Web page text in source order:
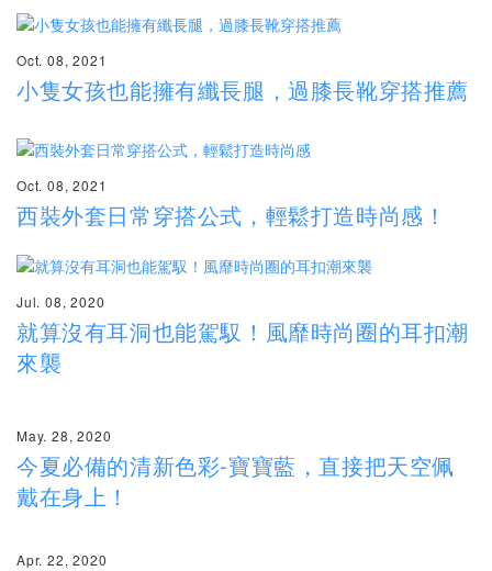
Oct. 08, 2021
小隻女孩也能擁有纖長腿，過膝長靴穿搭推薦
Oct. 08, 2021
西裝外套日常穿搭公式，輕鬆打造時尚感！
Jul. 08, 2020
就算沒有耳洞也能駕馭！風靡時尚圈的耳扣潮
來襲
May. 28, 2020
今夏必備的清新色彩-寶寶藍，直接把天空佩
戴在身上！
Apr. 22, 2020